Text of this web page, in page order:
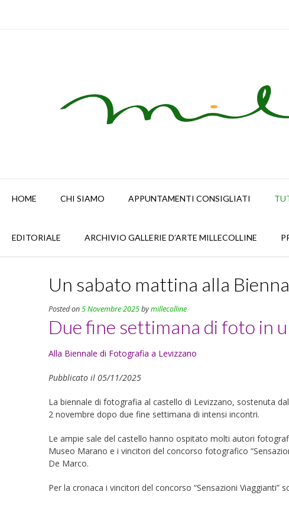
HOME CHI SIAMO APPUNTAMENTI CONSIGLIATI
EDITORIALE ARCHIVIO GALLERIE D’ARTE MILLECOLLINE
Un sabato mattina alla
Posted on5 Novembre 2025bymillecolline
Due fine settimana di foto in
Alla Biennale di Fotografia a Levizzano
Pubblicato il 05/11/2025
La biennale di fotografia al castello di Levizzano, sostenuta
2 novembre dopo due fine settimana di intensi incontri.
Le ampie sale del castello hanno ospitato molti autori
Museo Marano e i vincitori del concorso fotografico
De Marco.
Per la cronaca i vincitori del concorso “Sensazioni Viaggianti”